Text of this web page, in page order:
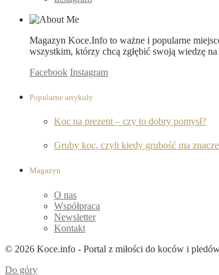
Magazyn Koce.Info to ważne i popularne
wszystkim, którzy chcą zgłębić swoją wiedzę
Facebook Instagram
Popularne artykuły
Koc na prezent – czy to dobry pomysł?
Gruby koc, czyli kiedy grubość ma
Magazyn
O nas
Współpraca
Newsletter
Kontakt
© 2026 Koce.info - Portal z miłości do koców i
Do góry